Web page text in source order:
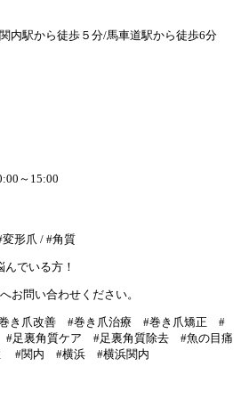
内駅から徒歩５分/馬車道駅から徒歩6分
～15:00
形爪 / #角質
でいる方！
お問い合わせください。
き爪改善 #巻き爪治療 #巻き爪矯正 #
足裏角質ケア #足裏角質除去 #魚の目痛
#関内 #横浜 #横浜関内